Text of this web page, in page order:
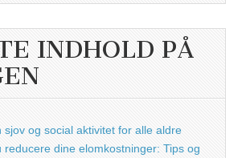
INDHOLD PÅ
og social aktivitet for alle aldre
reducere dine elomkostninger: Tips og